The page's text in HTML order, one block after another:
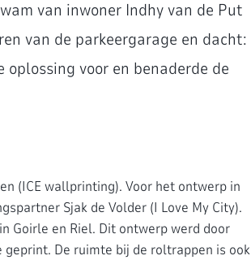
van inwoner Indhy van de Put
van de parkeergarage en dacht:
voor en benaderde de
(ICE wallprinting). Voor het ontwerp in
Sjak de Volder (I Love My City).
Goirle en Riel. Dit ontwerp werd door
geprint. De ruimte bij de roltrappen is ook